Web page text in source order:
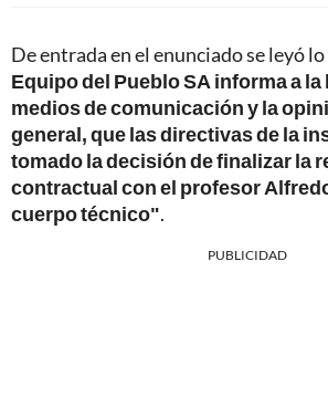
De entrada en el enunciado se leyó
Equipo del Pueblo SA informa a
medios de comunicación y la
general, que las directivas de la
tomado la decisión de finalizar la
contractual con el profesor
cuerpo técnico".
PUBLICIDAD